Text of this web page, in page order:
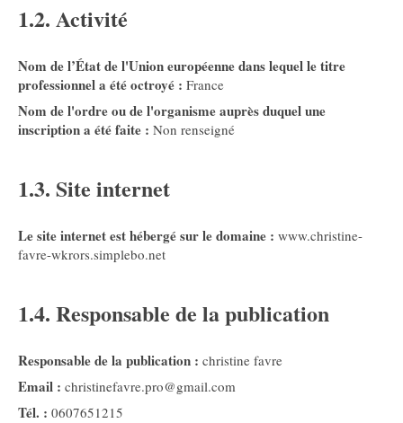
1.2. Activité
Nom de l’État de l'Union européenne dans lequel le titre
professionnel a été octroyé : France
Nom de l'ordre ou de l'organisme auprès duquel une
inscription a été faite : Non renseigné
1.3. Site internet
Le site internet est hébergé sur le domaine : www.christine-
favre-wkrors.simplebo.net
1.4. Responsable de la publication
Responsable de la publication : christine favre
Email : christinefavre.pro@gmail.com
Tél. : 0607651215